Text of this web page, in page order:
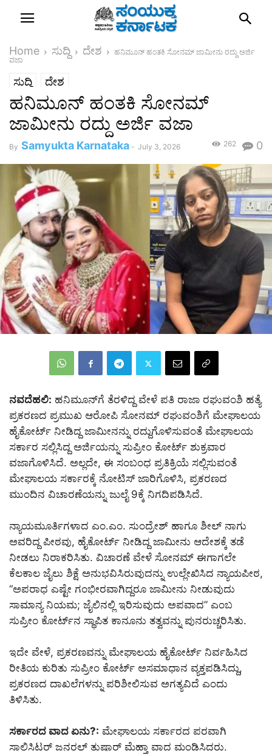
Home ಸುದ್ದಿ ದೇಶ
ಹನಿಮೂನ್‌ ಹಂತಕಿ ಸೋನಮ್‌ ಜಾಮೀನು ರದ್ದು ಅರ್ಜಿ
ವಜಾ
ಸುದ್ದಿ ದೇಶ
ಹನಿಮೂನ್‌ ಹಂತಕಿ ಸೋನಮ್‌
ಜಾಮೀನು ರದ್ದು ಅರ್ಜಿ ವಜಾ
By Samyukta Karnataka - July 3, 2026 0
262
ನವದೆಹಲಿ: ಹನಿಮೂನ್‌ಗೆ ತೆರಳಿದ್ದ ವೇಳೆ ಪತಿ ರಾಜಾ ರಘುವಂಶಿ ಹತ್ಯೆ
ಪ್ರಕರಣದ ಪ್ರಮುಖ ಆರೋಪಿ ಸೋನಮ್‌ ರಘುವಂಶಿಗೆ ಮೇಘಾಲಯ
ಹೈಕೋರ್ಟ್‌ ನೀಡಿದ್ದ ಜಾಮೀನನ್ನು ರದ್ದುಗೊಳಿಸುವಂತೆ ಮೇಘಾಲಯ
ಸರ್ಕಾರ ಸಲ್ಲಿಸಿದ್ದ ಅರ್ಜಿಯನ್ನು ಸುಪ್ರೀಂ ಕೋರ್ಟ್‌ ಶುಕ್ರವಾರ
ವಜಾಗೊಳಿಸಿದೆ. ಅಲ್ಲದೇ, ಈ ಸಂಬಂಧ ಪ್ರತಿಕ್ರಿಯೆ ಸಲ್ಲಿಸುವಂತೆ
ಮೇಘಾಲಯ ಸರ್ಕಾರಕ್ಕೆ ನೋಟಿಸ್‌ ಜಾರಿಗೊಳಿಸಿ, ಪ್ರಕರಣದ
ಮುಂದಿನ ವಿಚಾರಣೆಯನ್ನು ಜುಲೈ 9ಕ್ಕೆ ನಿಗದಿಪಡಿಸಿದೆ.
ನ್ಯಾಯಮೂರ್ತಿಗಳಾದ ಎಂ.ಎಂ. ಸುಂದ್ರೇಶ್‌ ಹಾಗೂ ಶೀಲ್‌ ನಾಗು
ಅವರಿದ್ದ ಪೀಠವು, ಹೈಕೋರ್ಟ್‌ ನೀಡಿದ್ದ ಜಾಮೀನು ಆದೇಶಕ್ಕೆ ತಡೆ
ನೀಡಲು ನಿರಾಕರಿಸಿತು. ವಿಚಾರಣೆ ವೇಳೆ ಸೋನಮ್‌ ಈಗಾಗಲೇ
ಕೆಲಕಾಲ ಜೈಲು ಶಿಕ್ಷೆ ಅನುಭವಿಸಿರುವುದನ್ನು ಉಲ್ಲೇಖಿಸಿದ ನ್ಯಾಯಪೀಠ,
“ಅಪರಾಧ ಎಷ್ಟೇ ಗಂಭೀರವಾಗಿದ್ದರೂ ಜಾಮೀನು ನೀಡುವುದು
ಸಾಮಾನ್ಯ ನಿಯಮ; ಜೈಲಿನಲ್ಲಿ ಇರಿಸುವುದು ಅಪವಾದ” ಎಂಬ
ಸುಪ್ರೀಂ ಕೋರ್ಟ್‌ನ ಸ್ಥಾಪಿತ ಕಾನೂನು ತತ್ವವನ್ನು ಪುನರುಚ್ಚರಿಸಿತು.
ಇದೇ ವೇಳೆ, ಪ್ರಕರಣವನ್ನು ಮೇಘಾಲಯ ಹೈಕೋರ್ಟ್‌ ನಿರ್ವಹಿಸಿದ
ರೀತಿಯ ಕುರಿತು ಸುಪ್ರೀಂ ಕೋರ್ಟ್‌ ಅಸಮಾಧಾನ ವ್ಯಕ್ತಪಡಿಸಿದ್ದು,
ಪ್ರಕರಣದ ದಾಖಲೆಗಳನ್ನು ಪರಿಶೀಲಿಸುವ ಅಗತ್ಯವಿದೆ ಎಂದು
ತಿಳಿಸಿತು.
ಸರ್ಕಾರದ ವಾದ ಏನು?: ಮೇಘಾಲಯ ಸರ್ಕಾರದ ಪರವಾಗಿ
ಸಾಲಿಸಿಟರ್‌ ಜನರಲ್‌ ತುಷಾರ್‌ ಮೆಹ್ತಾ ವಾದ ಮಂಡಿಸಿದರು.